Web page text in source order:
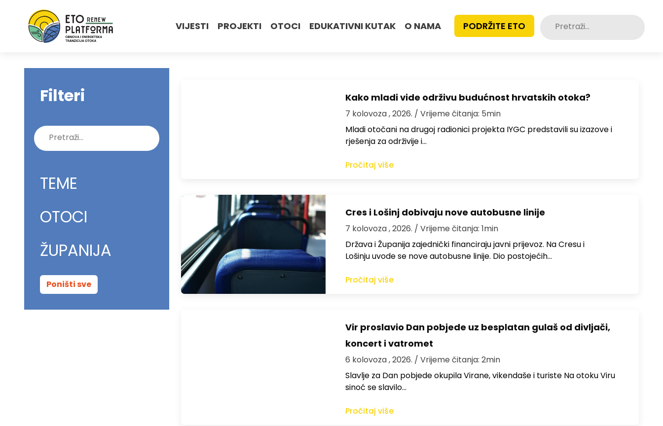
VIJESTI PROJEKTI OTOCI EDUKATIVNI KUTAK O NAMA PODRŽITE ETO Pretraži:
Filteri
Pretraži:
TEME
OTOCI
ŽUPANIJA
Poništi sve
Kako mladi vide održivu budućnost hrvatskih otoka?
7 kolovoza , 2026. / Vrijeme čitanja: 5min
Mladi otočani na drugoj radionici projekta IYGC predstavili su izazove i
rješenja za održivije i…
Pročitaj više
Cres i Lošinj dobivaju nove autobusne linije
7 kolovoza , 2026. / Vrijeme čitanja: 1min
Država i Županija zajednički financiraju javni prijevoz. Na Cresu i
Lošinju uvode se nove autobusne linije. Dio postojećih…
Pročitaj više
Vir proslavio Dan pobjede uz besplatan gulaš od divljači,
koncert i vatromet
6 kolovoza , 2026. / Vrijeme čitanja: 2min
Slavlje za Dan pobjede okupila Virane, vikendaše i turiste Na otoku Viru
sinoć se slavilo…
Pročitaj više